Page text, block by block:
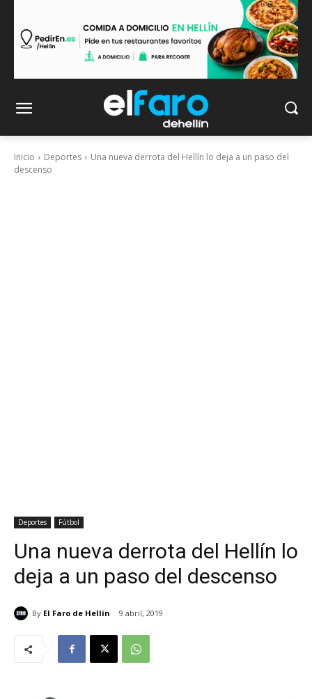
Inicio Deportes
Una nueva derrota del Hellín lo deja a un paso del
descenso
Deportes Fútbol
Una nueva derrota del Hellín lo
deja a un paso del descenso
By El Faro de Hellín 9 abril, 2019